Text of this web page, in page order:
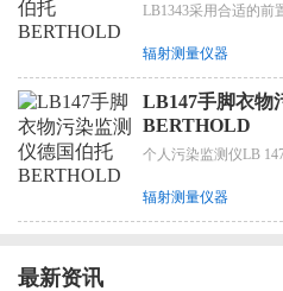
LB1343采用合适的前
辐射测量仪器
LB147手脚衣物
BERTHOLD
个人污染监测仪LB
辐射测量仪器
最新资讯